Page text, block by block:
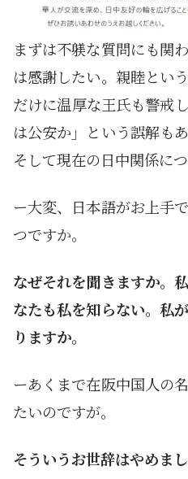
まずは不躾な質問にも関
は感謝したい。親睦とい
だけに温厚な王氏も警戒
は公安か」という誤解も
そして現在の日中関係に
ー大変、日本語がお上手
つですか。
なぜそれを聞きますか。
なたも私を知らない。私
りますか。
ーあくまで在阪中国人の
たいのですが。
そういうお世辞はやめまし